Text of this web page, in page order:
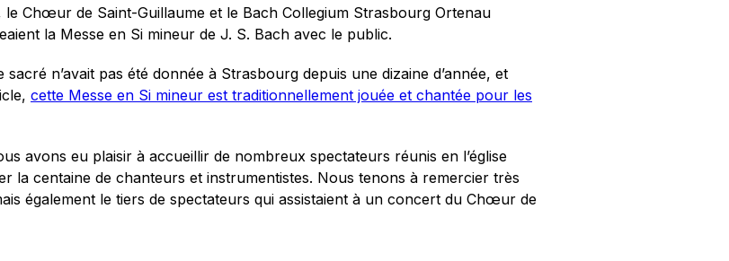
Chœur de Saint-Guillaume et le Bach Collegium Strasbourg Ortenau
la Messe en Si mineur de J. S. Bach avec le public.
n’avait pas été donnée à Strasbourg depuis une dizaine d’année, et
cette Messe en Si mineur est traditionnellement jouée et chantée pour les
avons eu plaisir à accueillir de nombreux spectateurs réunis en l’église
la centaine de chanteurs et instrumentistes. Nous tenons à remercier très
également le tiers de spectateurs qui assistaient à un concert du Chœur de